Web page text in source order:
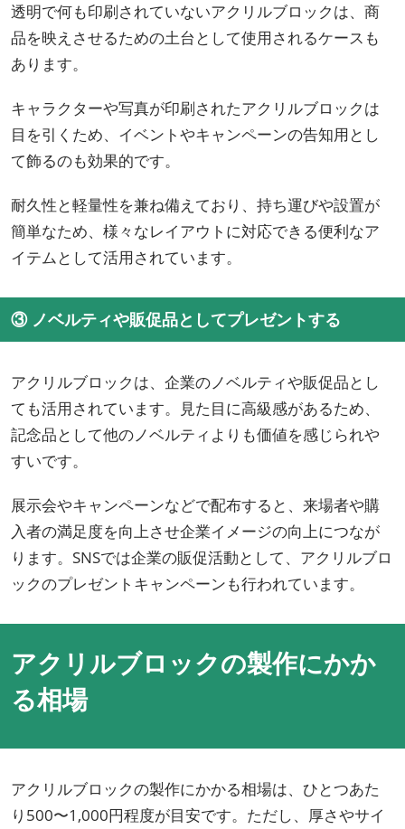
透明で何も印刷されていないアクリルブロックは、商
品を映えさせるための土台として使用されるケースも
あります。
キャラクターや写真が印刷されたアクリルブロックは
目を引くため、イベントやキャンペーンの告知用とし
て飾るのも効果的です。
耐久性と軽量性を兼ね備えており、持ち運びや設置が
簡単なため、様々なレイアウトに対応できる便利なア
イテムとして活用されています。
③ ノベルティや販促品としてプレゼントする
アクリルブロックは、企業のノベルティや販促品とし
ても活用されています。見た目に高級感があるため、
記念品として他のノベルティよりも価値を感じられや
すいです。
展示会やキャンペーンなどで配布すると、来場者や購
入者の満足度を向上させ企業イメージの向上につなが
ります。SNSでは企業の販促活動として、アクリルブロ
ックのプレゼントキャンペーンも行われています。
アクリルブロックの製作にかか
る相場
アクリルブロックの製作にかかる相場は、ひとつあた
り500〜1,000円程度が目安です。ただし、厚さやサイ